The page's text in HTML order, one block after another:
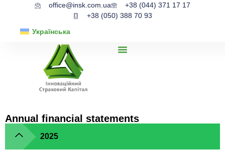
office@insk.com.ua
+38 (044) 371 17 17
+38 (050) 388 70 93
Українська
Annual financial statements
2025